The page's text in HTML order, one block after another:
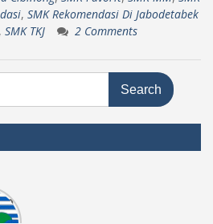
, SMK Rekomendasi Di Jabodetabek
, SMK TKJ 2 Comments